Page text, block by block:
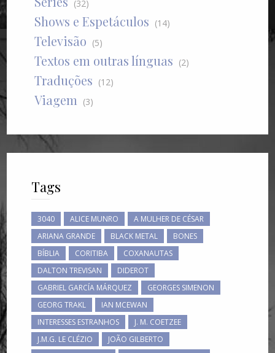
(32)
Shows e Espetáculos (14)
Televisão (5)
Textos em outras línguas (2)
Traduções (12)
Viagem (3)
Tags
3040 ALICE MUNRO
A MULHER DE CÉSAR
ARIANA GRANDE
BLACK METAL
BONES
BÍBLIA
CORITIBA
COXANAUTAS
DALTON TREVISAN
DIDEROT
GABRIEL GARCÍA MÁRQUEZ
GEORGES SIMENON
GEORG TRAKL
IAN MCEWAN
INTERESSES ESTRANHOS
J. M. COETZEE
J.M.G. LE CLÉZIO
JOÃO GILBERTO